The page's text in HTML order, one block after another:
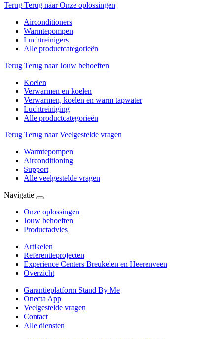
Terug Terug naar Onze oplossingen
Airconditioners
Warmtepompen
Luchtreinigers
Alle productcategorieën
Terug Terug naar Jouw behoeften
Koelen
Verwarmen en koelen
Verwarmen, koelen en warm tapwater
Luchtreiniging
Alle productcategorieën
Terug Terug naar Veelgestelde vragen
Warmtepompen
Airconditioning
Support
Alle veelgestelde vragen
Navigatie
Onze oplossingen
Jouw behoeften
Productadvies
Artikelen
Referentieprojecten
Experience Centers Breukelen en Heerenveen
Overzicht
Garantieplatform Stand By Me
Onecta App
Veelgestelde vragen
Contact
Alle diensten